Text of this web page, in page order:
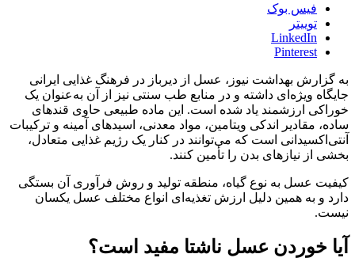
فیس بوک
توییتر
LinkedIn
Pinterest
به گزارش بهداشت نیوز، عسل از دیرباز در فرهنگ غذایی ایرانی
جایگاه ویژه‌ای داشته و در منابع طب سنتی نیز از آن به‌عنوان یک
خوراکی ارزشمند یاد شده است. این ماده طبیعی حاوی قندهای
ساده، مقادیر اندکی ویتامین، مواد معدنی، اسیدهای آمینه و ترکیبات
آنتی‌اکسیدانی است که می‌توانند در کنار یک رژیم غذایی متعادل،
بخشی از نیازهای بدن را تأمین کنند.
کیفیت عسل به نوع گیاه، منطقه تولید و روش فرآوری آن بستگی
دارد و به همین دلیل ارزش تغذیه‌ای انواع مختلف عسل یکسان
نیست.
آیا خوردن عسل ناشتا مفید است؟